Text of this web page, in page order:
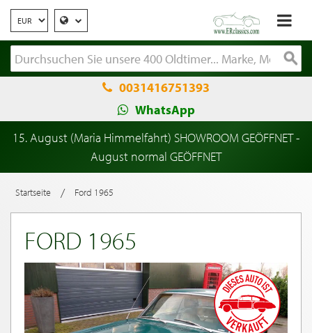
0031416751393
WhatsApp
15. August (Maria Himmelfahrt) SHOWROOM GEÖFFNET -
August normal GEÖFFNET
Startseite / Ford 1965
FORD 1965